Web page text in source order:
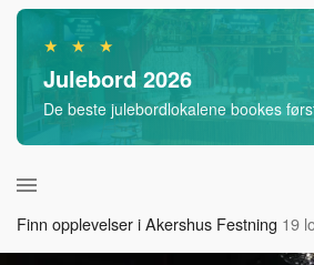
★ ★ ★
Julebord 2026
De beste julebordlokalene bookes
Finn opplevelser i Akershus Festning 19